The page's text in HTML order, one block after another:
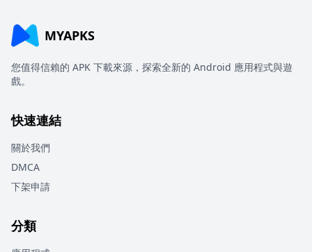
MYAPKS
您值得信賴的 APK 下載來源，探索全新的 Android 應用程式與遊
戲。
快速連結
關於我們
DMCA
下架申請
分類